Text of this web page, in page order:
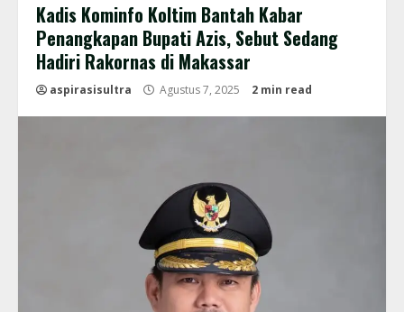
Kadis Kominfo Koltim Bantah Kabar
Penangkapan Bupati Azis, Sebut Sedang
Hadiri Rakornas di Makassar
aspirasisultra Agustus 7, 2025 2 min read